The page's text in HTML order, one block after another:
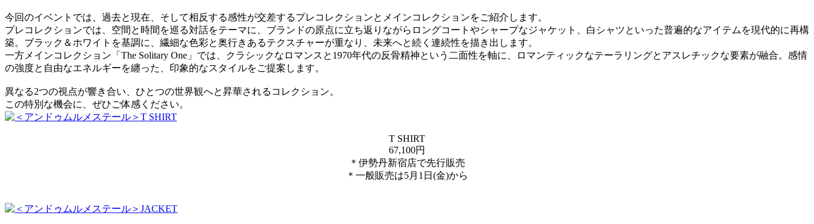
今回のイベントでは、過去と現在、そして相反する感性が交差するプレコレクションとメインコレクションをご紹介します。
プレコレクションでは、空間と時間を巡る対話をテーマに、ブランドの原点に立ち返りながらロングコートやシャープなジャケット、白シャツといった普遍的なアイテムを現代的に再構
築。ブラック＆ホワイトを基調に、繊細な色彩と奥行きあるテクスチャーが重なり、未来へと続く連続性を描き出します。
一方メインコレクション「The Solitary One」では、クラシックなロマンスと1970年代の反骨精神という二面性を軸に、ロマンティックなテーラリングとアスレチックな要素が融合。感情
の強度と自由なエネルギーを纏った、印象的なスタイルをご提案します。
異なる2つの視点が響き合い、ひとつの世界観へと昇華されるコレクション。
この特別な機会に、ぜひご体感ください。
T SHIRT
67,100円
＊伊勢丹新宿店で先行販売
＊一般販売は5月1日(金)から